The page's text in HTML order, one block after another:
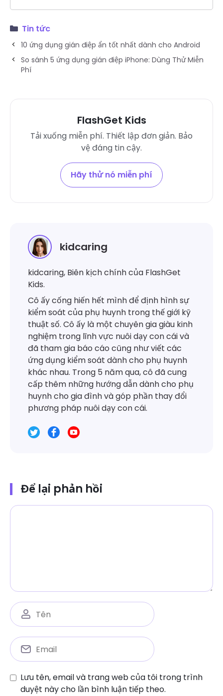
Tin tức
10 ứng dụng gián điệp ẩn tốt nhất dành cho Android
So sánh 5 ứng dụng gián điệp iPhone: Dùng Thử Miễn
Phí
FlashGet Kids
Tải xuống miễn phí. Thiết lập đơn giản. Bảo
vệ đáng tin cậy.
Hãy thử nó miễn phí
kidcaring
kidcaring, Biên kịch chính của FlashGet
Kids.
Cô ấy cống hiến hết mình để định hình sự
kiểm soát của phụ huynh trong thế giới kỹ
thuật số. Cô ấy là một chuyên gia giàu kinh
nghiệm trong lĩnh vực nuôi dạy con cái và
đã tham gia báo cáo cũng như viết các
ứng dụng kiểm soát dành cho phụ huynh
khác nhau. Trong 5 năm qua, cô đã cung
cấp thêm những hướng dẫn dành cho phụ
huynh cho gia đình và góp phần thay đổi
phương pháp nuôi dạy con cái.
Để lại phản hồi
Lưu tên, email và trang web của tôi trong trình
duyệt này cho lần bình luận tiếp theo.